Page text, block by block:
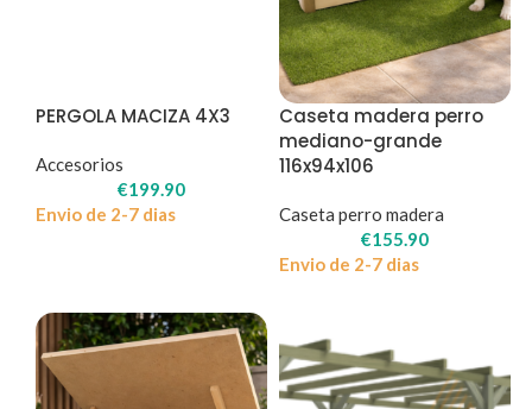
PERGOLA MACIZA 4X3
Accesorios
€199.90
Envio de 2-7 dias
Caseta madera perro
mediano-grande
116x94x106
Caseta perro madera
€155.90
Envio de 2-7 dias